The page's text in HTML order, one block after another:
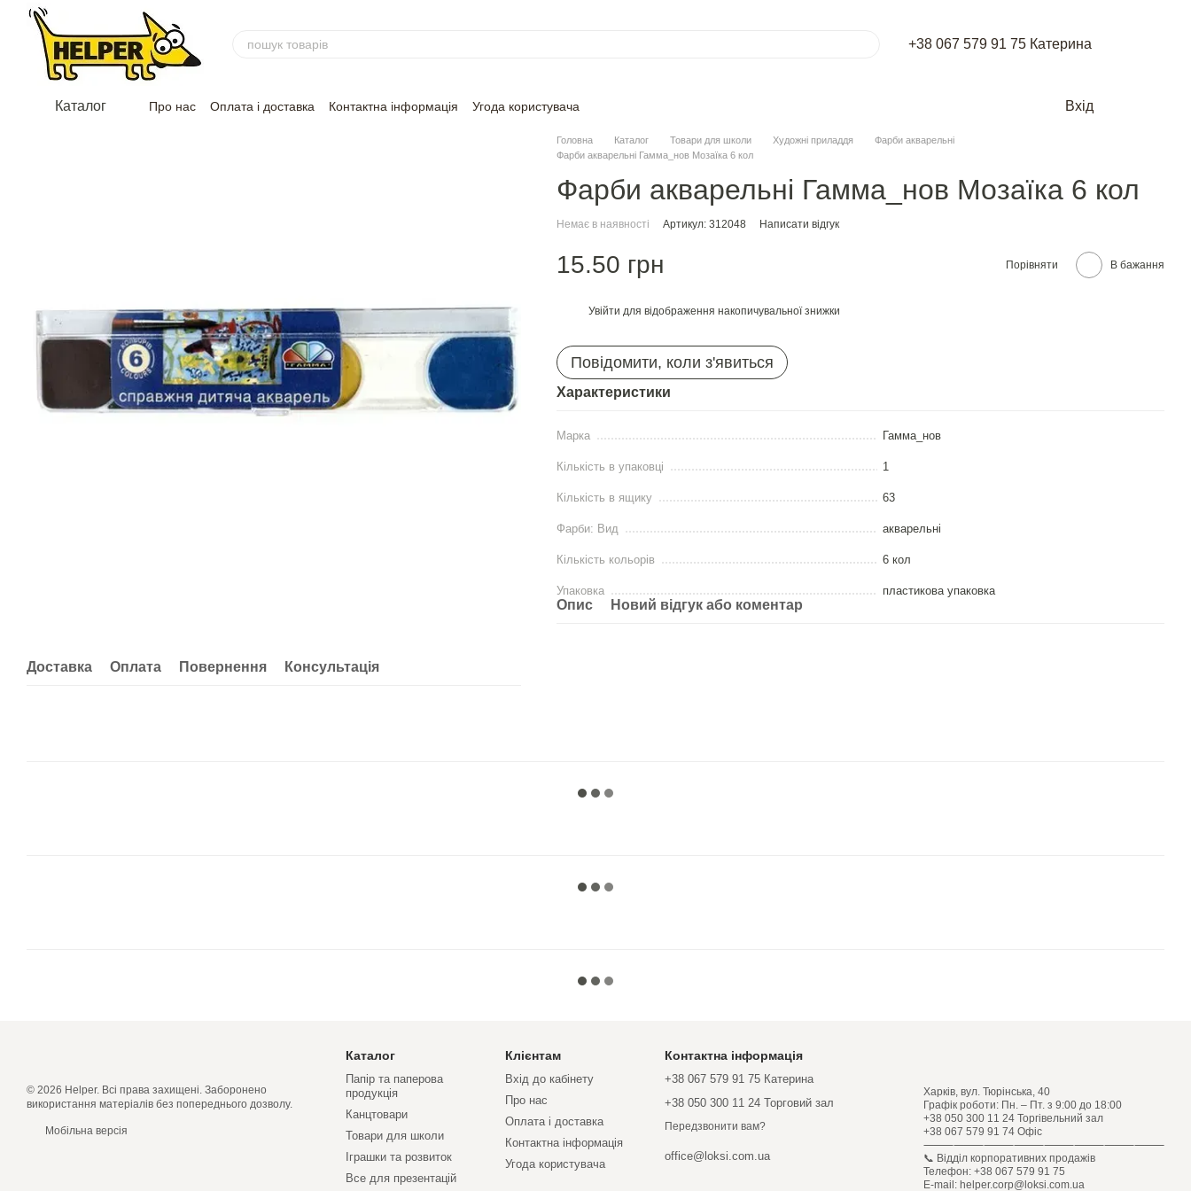
Перейти до основного контенту
+38 067 579 91 75 Катерина
Каталог Про нас Оплата і доставка Контактна інформація Угода користувача Вхід
Доставка Оплата Повернення Консультація
Головна Каталог Товари для школи Художні приладдя
Фарби акварельні
Фарби акварельні Гамма_нов Мозаїка 6 кол
Фарби акварельні Гамма_нов Мозаїка 6 кол
Немає в наявності Артикул: 312048 Написати відгук
15.50 грн Порівняти В бажання
Увійти для відображення накопичувальної знижки
Повідомити, коли з'явиться
Характеристики
Марка Гамма_нов
Кількість в упаковці 1
Кількість в ящику 63
Фарби: Вид акварельні
Кількість кольорів 6 кол
Упаковка пластикова упаковка
Опис Новий відгук або коментар
© 2026 Helper. Всі права захищені. Заборонено
використання матеріалів без попереднього дозволу.
Мобільна версія
Каталог
Папір та паперова
продукція
Канцтовари
Товари для школи
Іграшки та розвиток
Все для презентацій
Клієнтам
Вхід до кабінету
Про нас
Оплата і доставка
Контактна інформація
Угода користувача
Контактна інформація
+38 067 579 91 75 Катерина
+38 050 300 11 24 Торговий зал
Передзвонити вам?
office@loksi.com.ua
Харків, вул. Тюрінська, 40
Графік роботи: Пн. – Пт. з 9:00 до 18:00
+38 050 300 11 24 Торгівельний зал
+38 067 579 91 74 Офіс
⸻⸻⸻⸻⸻⸻⸻⸻
📞 Відділ корпоративних продажів
Телефон: +38 067 579 91 75
E-mail: helper.corp@loksi.com.ua